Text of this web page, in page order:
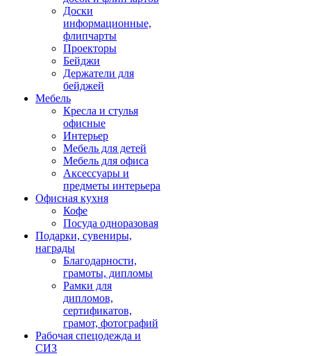
Доски
информационные,
флипчарты
Проекторы
Бейджи
Держатели для
бейджей
Мебель
Кресла и стулья
офисные
Интерьер
Мебель для детей
Мебель для офиса
Аксессуары и
предметы интерьера
Офисная кухня
Кофе
Посуда одноразовая
Подарки, сувениры,
награды
Благодарности,
грамоты, дипломы
Рамки для
дипломов,
сертификатов,
грамот, фотографий
Рабочая спецодежда и
СИЗ